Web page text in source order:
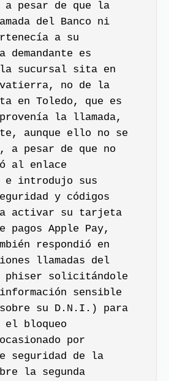
a pesar de que la
del Banco ni
a su
es
sucursal sita en
no de la
en Toledo, que es
la llamada,
aunque ello no se
a pesar de que no
al enlace
e introdujo sus
y códigos
activar su tarjeta
pagos Apple Pay,
respondió en
llamadas del
phiser solicitándole
sensible
su D.N.I.) para
el bloqueo
por
seguridad de la
la segunda